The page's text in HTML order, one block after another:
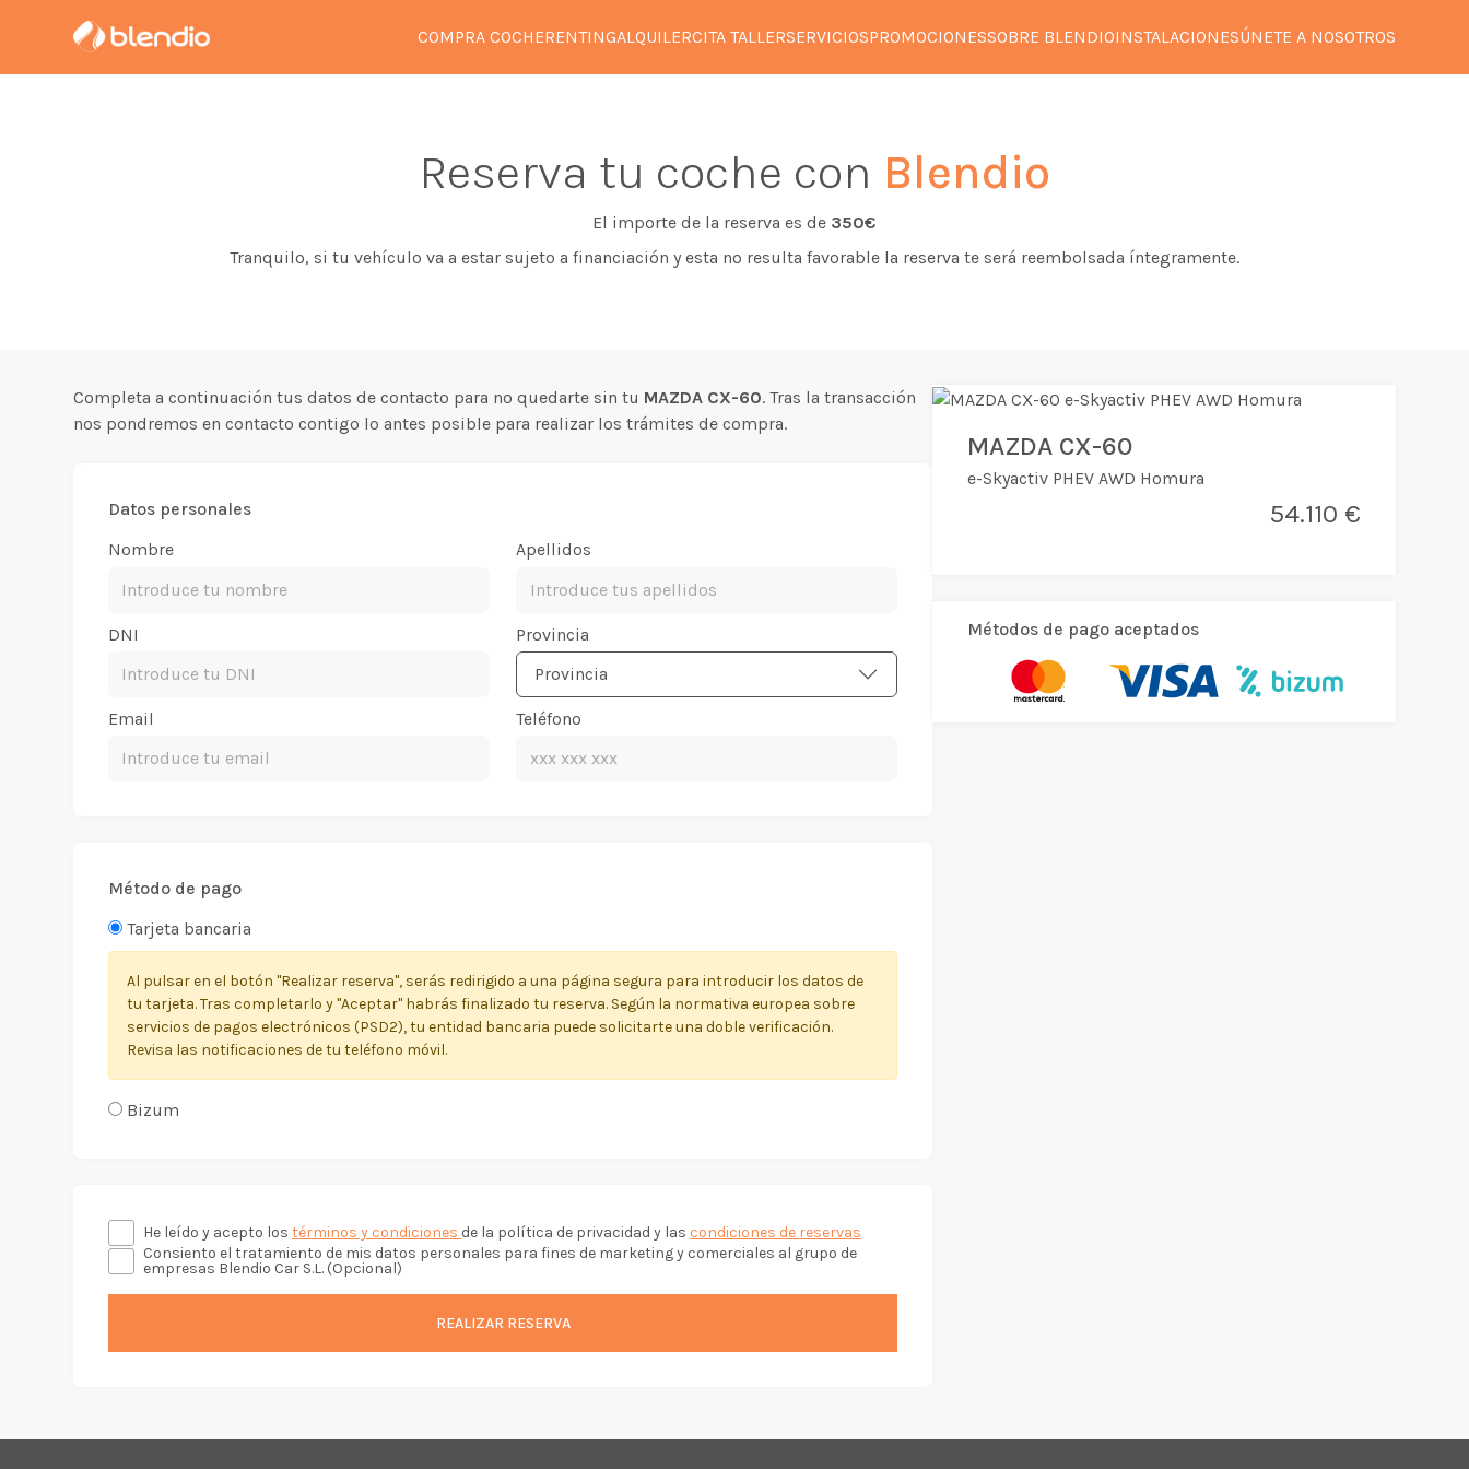
COMPRA COCHERENTINGALQUILERCITA TALLERSERVICIOSPROMOCIONESSOBRE BLENDIOINSTALACIONESÚNETE A NOSOTROS
Reserva tu coche con Blendio
El importe de la reserva es de 350€
Tranquilo, si tu vehículo va a estar sujeto a financiación y esta no resulta favorable la reserva te será reembolsada íntegramente.
Completa a continuación tus datos de contacto para no quedarte sin tu MAZDA CX-60. Tras la transacción
nos pondremos en contacto contigo lo antes posible para realizar los trámites de compra.
Datos personales
Nombre
Apellidos
DNI
Provincia
Provincia
Email Teléfono
Método de pago
Tarjeta bancaria
Al pulsar en el botón "Realizar reserva", serás redirigido a una página segura para introducir los datos de
tu tarjeta. Tras completarlo y "Aceptar" habrás finalizado tu reserva. Según la normativa europea sobre
servicios de pagos electrónicos (PSD2), tu entidad bancaria puede solicitarte una doble verificación.
Revisa las notificaciones de tu teléfono móvil.
Bizum
He leído y acepto lostérminos y condiciones de la política de privacidad y las condiciones de reservas
Consiento el tratamiento de mis datos personales para fines de marketing y comerciales al grupo de
empresas Blendio Car S.L. (Opcional)
REALIZAR RESERVA
MAZDA CX-60
e-Skyactiv PHEV AWD Homura
54.110 €
Métodos de pago aceptados